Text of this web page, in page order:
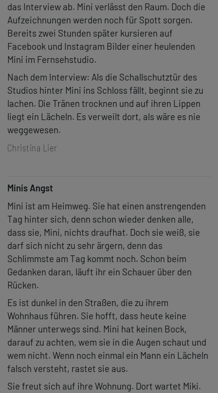
das Interview ab. Mini verlässt den Raum. Doch die
Aufzeichnungen werden noch für Spott sorgen.
Bereits zwei Stunden später kursieren auf
Facebook und Instagram Bilder einer heulenden
Mini im Fernsehstudio.
Nach dem Interview: Als die Schallschutztür des
Studios hinter Mini ins Schloss fällt, beginnt sie zu
lachen. Die Tränen trocknen und auf ihren Lippen
liegt ein Lächeln. Es verweilt dort, als wäre es nie
weggewesen.
Christina Lier
Minis Angst
Mini ist am Heimweg. Sie hat einen anstrengenden
Tag hinter sich, denn schon wieder denken alle,
dass sie, Mini, nichts draufhat. Doch sie weiß, sie
darf sich nicht zu sehr ärgern, denn das
Schlimmste am Tag kommt noch. Schon beim
Gedanken daran, läuft ihr ein Schauer über den
Rücken.
Es ist dunkel in den Straßen, die zu ihrem
Wohnhaus führen. Sie hofft, dass heute keine
Männer unterwegs sind. Mini hat keinen Bock,
darauf zu achten, wem sie in die Augen schaut und
wem nicht. Wenn noch einmal ein Mann ein Lächeln
falsch versteht, rastet sie aus.
Sie freut sich auf ihre Wohnung. Dort wartet Miki.